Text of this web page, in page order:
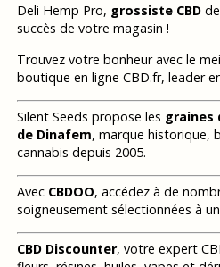
Deli Hemp Pro, grossiste CBDde
succès de votre magasin !
Trouvez votre bonheur avec le
boutique en ligne CBD.fr, leader
Silent Seeds propose les graines
de Dinafem, marque historique,
cannabis depuis 2005.
Avec CBDOO, accédez à de
soigneusement sélectionnées à
CBD Discounter, votre expert